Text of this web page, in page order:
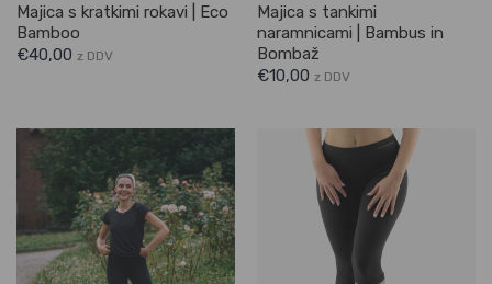
Majica s kratkimi rokavi | Eco
Bamboo
€40,00 z DDV
Majica s tankimi
naramnicami | Bambus in
Bombaž
€10,00 z DDV